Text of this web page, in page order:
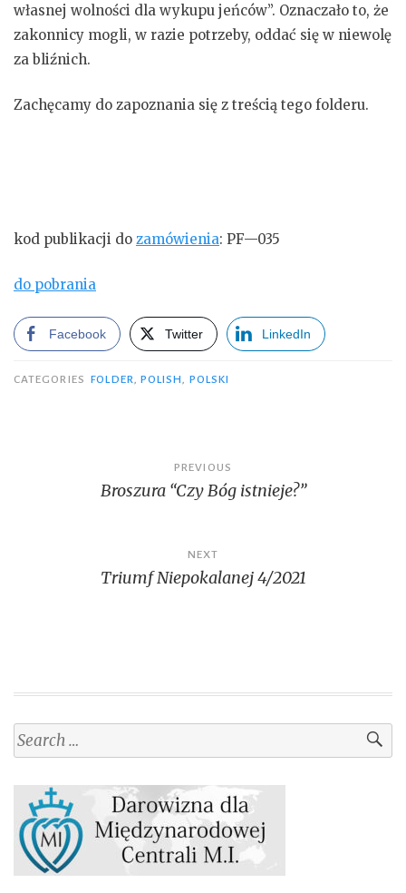
własnej wolności dla wykupu jeńców”. Oznaczało to, że
zakonnicy mogli, w razie potrzeby, oddać się w niewolę
za bliźnich.
Zachęcamy do zapoznania się z treścią tego folderu.
kod publikacji do zamówienia: PF—035
do pobrania
Facebook Twitter LinkedIn
CATEGORIES FOLDER, POLISH, POLSKI
navigation
PREVIOUS
Broszura “Czy Bóg istnieje?”
NEXT
Triumf Niepokalanej 4/2021
Search
for: